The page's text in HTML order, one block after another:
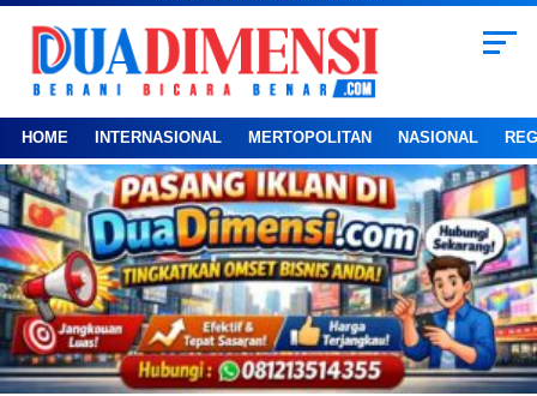
HOME INTERNASIONAL MERTOPOLITAN NASIONAL